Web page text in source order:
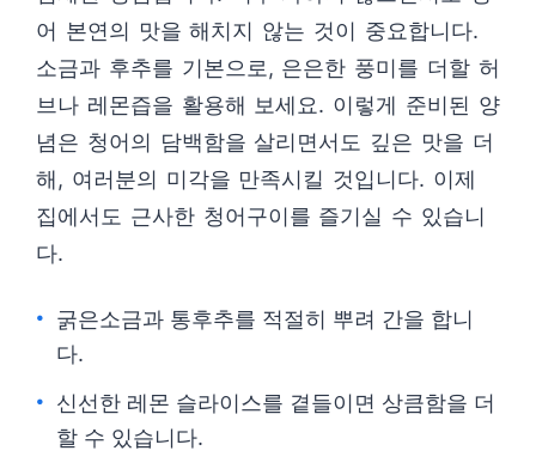
어 본연의 맛을 해치지 않는 것이 중요합니다.
소금과 후추를 기본으로, 은은한 풍미를 더할 허
브나 레몬즙을 활용해 보세요. 이렇게 준비된 양
념은 청어의 담백함을 살리면서도 깊은 맛을 더
해, 여러분의 미각을 만족시킬 것입니다. 이제
집에서도 근사한 청어구이를 즐기실 수 있습니
다.
굵은소금과 통후추를 적절히 뿌려 간을 합니
다.
신선한 레몬 슬라이스를 곁들이면 상큼함을 더
할 수 있습니다.